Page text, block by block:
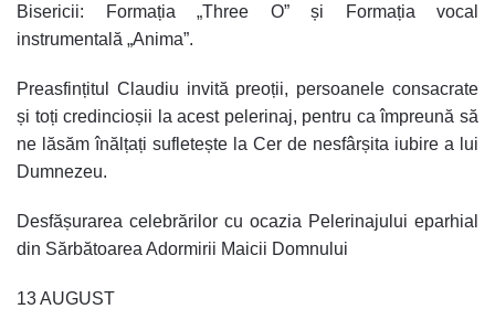
Bisericii: Formația „Three O” și Formația vocal
instrumentală „Anima”.
Preasfințitul Claudiu invită preoții, persoanele consacrate
și toți credincioșii la acest pelerinaj, pentru ca împreună să
ne lăsăm înălțați sufletește la Cer de nesfârșita iubire a lui
Dumnezeu.
Desfășurarea celebrărilor cu ocazia Pelerinajului eparhial
din Sărbătoarea Adormirii Maicii Domnului
13 AUGUST